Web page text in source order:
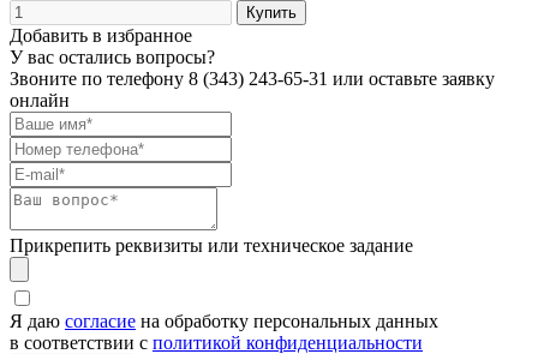
Добавить в избранное
У вас остались вопросы?
Звоните по телефону 8 (343) 243-65-31 или оставьте заявку
онлайн
Прикрепить реквизиты или техническое задание
Я даю согласие на обработку персональных данных
в соответствии с политикой конфиденциальности